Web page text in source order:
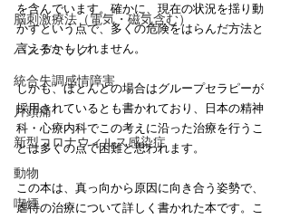
脳刺激療法（電気・磁気含む）
パンデミック
統合失調感情障害
片頭痛
新型コロナウィルス感染症
動物
喫煙
を含んでいます。確かに、現在の状況を揺り動
かすという点で、多くの危険をはらんだ方法と
言えるかもしれません。
しかも、ほとんどの場合はグループセラピーが
採用されているとも書かれており、日本の精神
科・心療内科でこの考えに沿った治療を行うこ
とは多くの点で困難と思われます。
この本は、真っ向から原因に向き合う姿勢で、
虐待の治療について詳しく書かれた本です。こ